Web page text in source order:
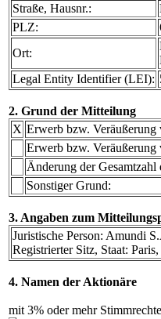
Straße, Hausnr.:
PLZ:
Ort:
Legal Entity Identifier (LEI):
2. Grund der Mitteilung
X Erwerb bzw.
Erwerb bzw. Veräußerung
Änderung der Gesamtzahl
Sonstiger Grund:
3. Angaben zum
Juristische Person: Amundi
Registrierter Sitz, Staat:
4. Namen der Aktionäre
mit 3% oder mehr